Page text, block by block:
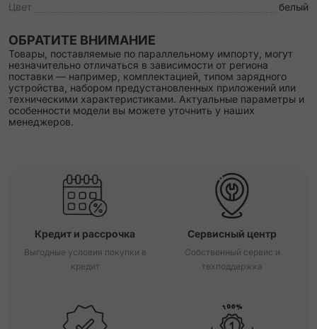
Цвет белый
ОБРАТИТЕ ВНИМАНИЕ
Товары, поставляемые по параллельному импорту, могут
незначительно отличаться в зависимости от региона
поставки — например, комплектацией, типом зарядного
устройства, набором предустановленных приложений или
техническими характеристиками. Актуальные параметры и
особенности модели вы можете уточнить у наших
менеджеров.
Кредит и рассрочка
Выгодные условия покупки в
кредит
Сервисный центр
Собственный сервис и
техподдержка